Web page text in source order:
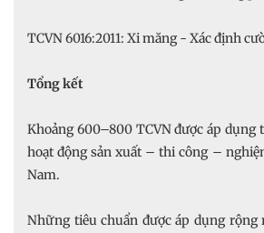
TCVN 6016:2011: Xi măng - Xác định
Tổng kết
Khoảng 600–800 TCVN được áp dụng
hoạt động sản xuất – thi công –
Nam.
Những tiêu chuẩn được áp dụng rộng